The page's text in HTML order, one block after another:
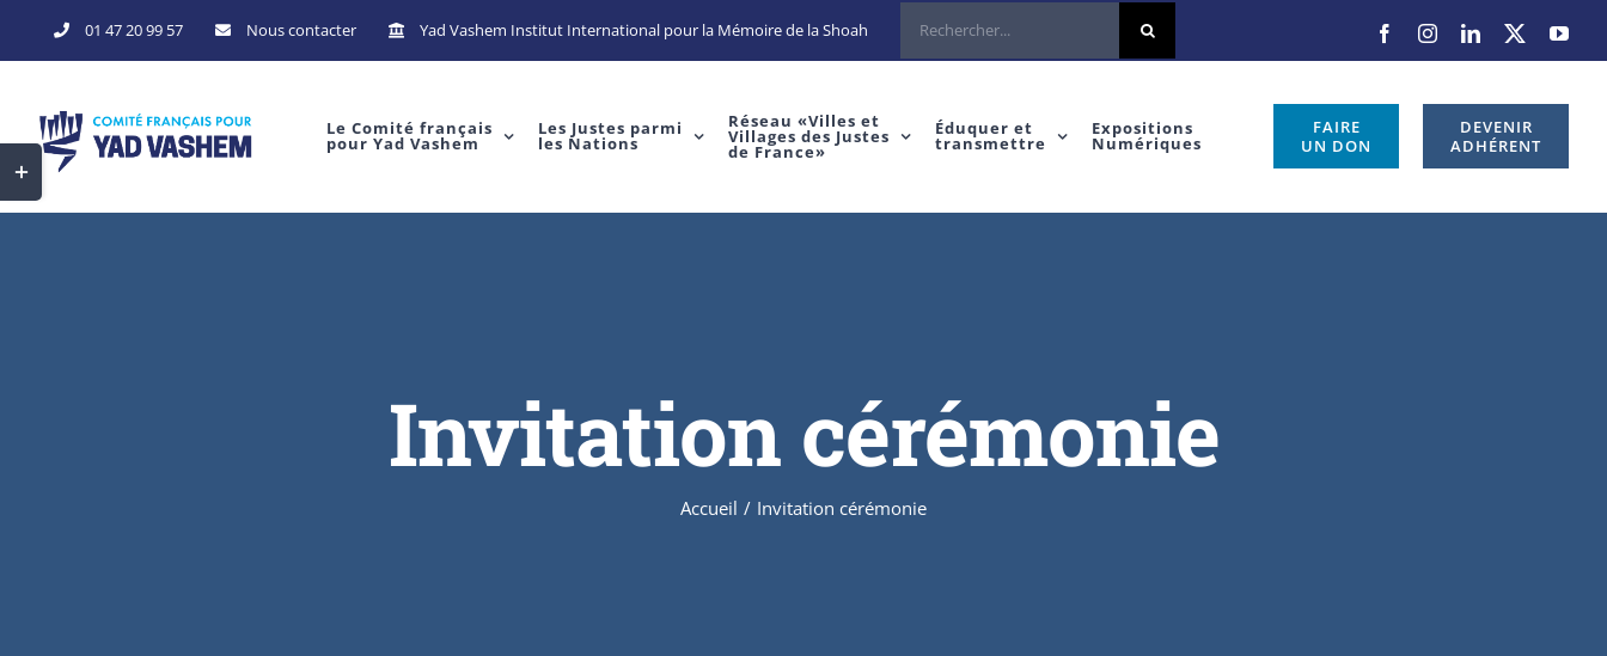
01 47 20 99 57 Nous contacter Yad Vashem Institut International pour la Mémoire de la Shoah
Le Comité français
pour Yad Vashem
Les Justes parmi
les Nations
Réseau «Villes et
Villages des Justes
de France»
Éduquer et
transmettre
Expositions
Numériques
FAIRE
UN DON
DEVENIR
ADHÉRENT
Invitation cérémonie
Accueil / Invitation cérémonie